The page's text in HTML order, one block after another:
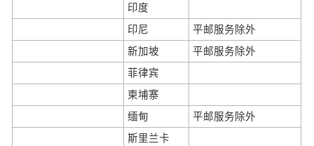
印度
印尼
平邮服务除外
新加坡
平邮服务除外
菲律宾
柬埔寨
缅甸
平邮服务除外
斯里兰卡